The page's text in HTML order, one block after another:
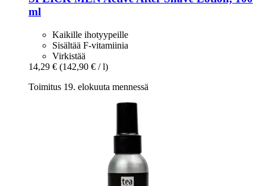
ml
Kaikille ihotyypeille
Sisältää F-vitamiinia
Virkistää
14,29 € (142,90 € / l)
Toimitus 19. elokuuta mennessä